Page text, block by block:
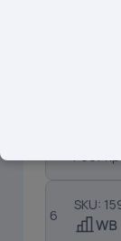
Рост
6
SKU: